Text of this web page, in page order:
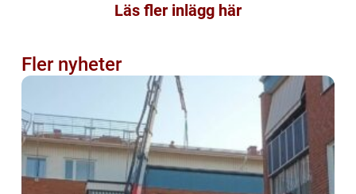
Läs fler inlägg här
Fler nyheter